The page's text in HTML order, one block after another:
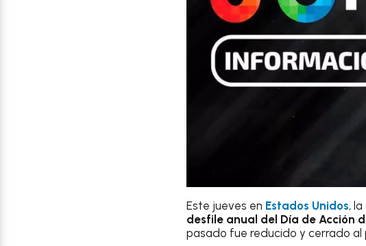
Este jueves en Estados Unidos,
desfile anual del Día de Acción
pasado fue reducido y cerrado al